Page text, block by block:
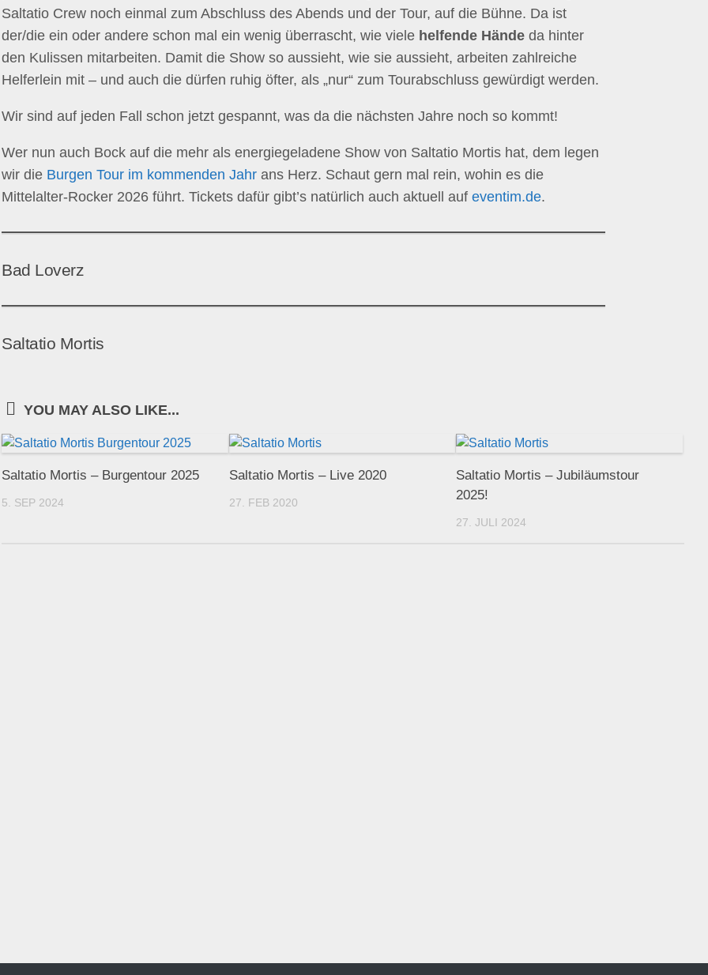
Saltatio Crew noch einmal zum Abschluss des Abends und der Tour, auf die Bühne. Da ist
der/die ein oder andere schon mal ein wenig überrascht, wie viele helfende Hände da hinter
den Kulissen mitarbeiten. Damit die Show so aussieht, wie sie aussieht, arbeiten zahlreiche
Helferlein mit – und auch die dürfen ruhig öfter, als „nur“ zum Tourabschluss gewürdigt werden.
Wir sind auf jeden Fall schon jetzt gespannt, was da die nächsten Jahre noch so kommt!
Wer nun auch Bock auf die mehr als energiegeladene Show von Saltatio Mortis hat, dem legen
wir die Burgen Tour im kommenden Jahr ans Herz. Schaut gern mal rein, wohin es die
Mittelalter-Rocker 2026 führt. Tickets dafür gibt’s natürlich auch aktuell auf eventim.de.
Bad Loverz
Saltatio Mortis
YOU MAY ALSO LIKE...
Saltatio Mortis – Burgentour 2025
5. SEP 2024
Saltatio Mortis – Live 2020
27. FEB 2020
Saltatio Mortis – Jubiläumstour
2025!
27. JULI 2024